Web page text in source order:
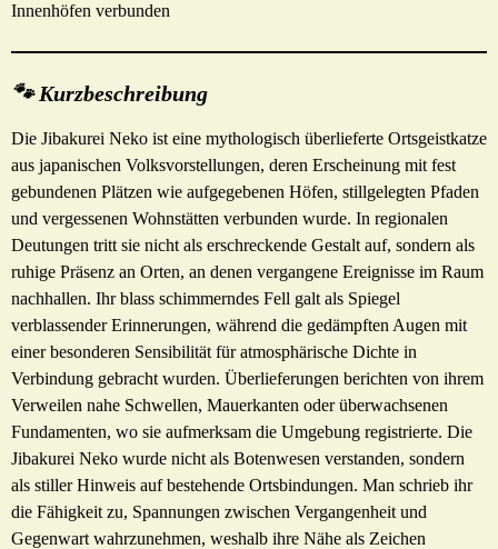
Innenhöfen verbunden
🐾 Kurzbeschreibung
Die Jibakurei Neko ist eine mythologisch überlieferte Ortsgeistkatze
aus japanischen Volksvorstellungen, deren Erscheinung mit fest
gebundenen Plätzen wie aufgegebenen Höfen, stillgelegten Pfaden
und vergessenen Wohnstätten verbunden wurde. In regionalen
Deutungen tritt sie nicht als erschreckende Gestalt auf, sondern als
ruhige Präsenz an Orten, an denen vergangene Ereignisse im Raum
nachhallen. Ihr blass schimmerndes Fell galt als Spiegel
verblassender Erinnerungen, während die gedämpften Augen mit
einer besonderen Sensibilität für atmosphärische Dichte in
Verbindung gebracht wurden. Überlieferungen berichten von ihrem
Verweilen nahe Schwellen, Mauerkanten oder überwachsenen
Fundamenten, wo sie aufmerksam die Umgebung registrierte. Die
Jibakurei Neko wurde nicht als Botenwesen verstanden, sondern
als stiller Hinweis auf bestehende Ortsbindungen. Man schrieb ihr
die Fähigkeit zu, Spannungen zwischen Vergangenheit und
Gegenwart wahrzunehmen, weshalb ihre Nähe als Zeichen